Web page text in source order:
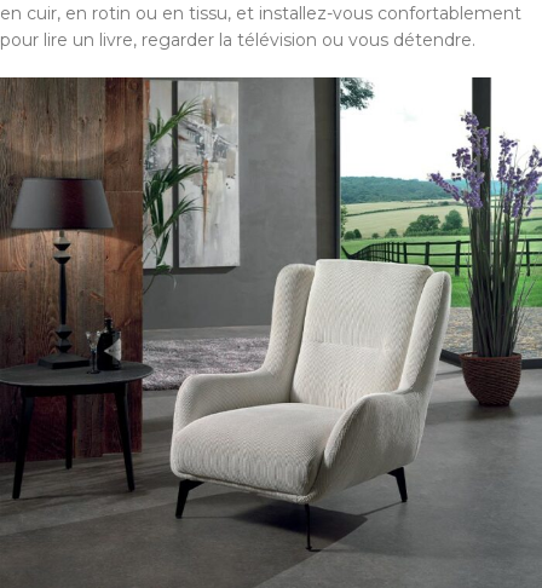
en cuir, en rotin ou en tissu, et installez-vous confortablement
pour lire un livre, regarder la télévision ou vous détendre.